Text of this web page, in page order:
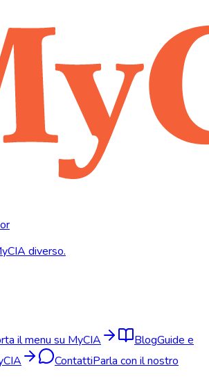
diverso.
il menu su MyCIA BlogGuide e
ContattiParla con il nostro